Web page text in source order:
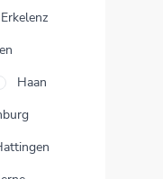
Erkelenz
Haan